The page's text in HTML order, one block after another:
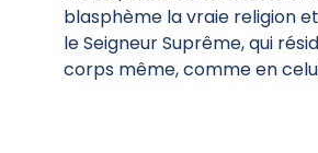
blasphème la vraie religion
le Seigneur Suprême, qui
corps même, comme en